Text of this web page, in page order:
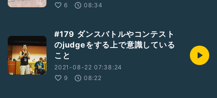
6
08:34
#179 ダンスバトルやコンテスト
のjudgeをする上で意識している
こと
2021-08-22 07:38:24
9
08:22